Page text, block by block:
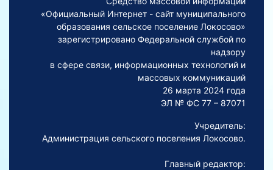
«Официальный Интернет - сайт муниципального
образования сельское поселение Локосово»
зарегистрировано Федеральной службой по
надзору
в сфере связи, информационных технологий и
массовых коммуникаций
26 марта 2024 года
ЭЛ № ФС 77 – 87071
Учредитель:
Администрация сельского поселения Локосово.
Главный редактор: